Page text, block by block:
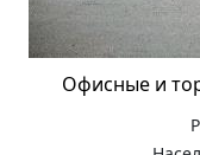
Офисные и